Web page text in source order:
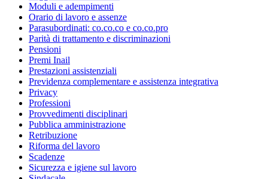
Moduli e adempimenti
Orario di lavoro e assenze
Parasubordinati: co.co.co e co.co.pro
Parità di trattamento e discriminazioni
Pensioni
Premi Inail
Prestazioni assistenziali
Previdenza complementare e assistenza integrativa
Privacy
Professioni
Provvedimenti disciplinari
Pubblica amministrazione
Retribuzione
Riforma del lavoro
Scadenze
Sicurezza e igiene sul lavoro